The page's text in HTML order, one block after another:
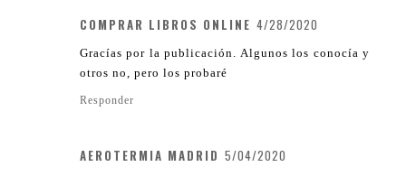
COMPRAR LIBROS ONLINE 4/28/2020
Gracías por la publicación. Algunos los conocía y
otros no, pero los probaré
Responder
AEROTERMIA MADRID 5/04/2020